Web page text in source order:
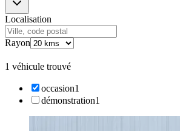
Localisation
Rayon
1 véhicule trouvé
occasion1
démonstration1